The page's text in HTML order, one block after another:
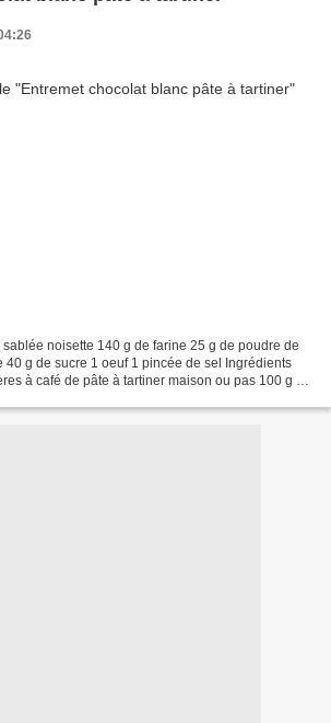
noisette 140 g de farine 25 g de poudre de
40 g de sucre 1 oeuf 1 pincée de sel Ingrédients
à café de pâte à tartiner maison ou pas 100 g de